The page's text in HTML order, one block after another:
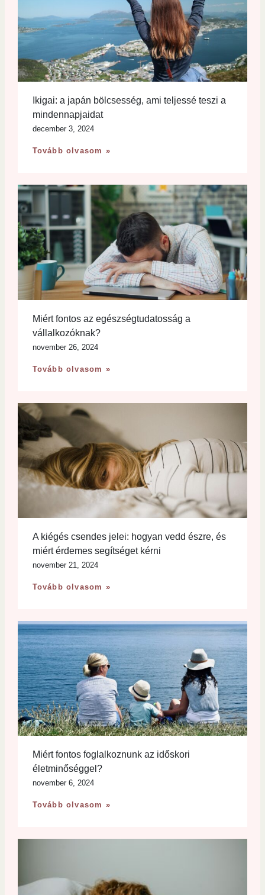
Ikigai: a japán bölcsesség, ami teljessé teszi a
mindennapjaidat
december 3, 2024
Tovább olvasom »
Miért fontos az egészségtudatosság a
vállalkozóknak?
november 26, 2024
Tovább olvasom »
A kiégés csendes jelei: hogyan vedd észre, és
miért érdemes segítséget kérni
november 21, 2024
Tovább olvasom »
Miért fontos foglalkoznunk az időskori
életminőséggel?
november 6, 2024
Tovább olvasom »